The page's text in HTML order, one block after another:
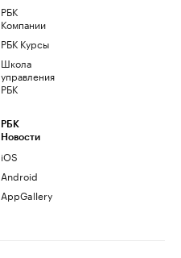
РБК
Компании
РБК Курсы
Школа
управления
РБК
РБК
Новости
iOS
Android
AppGallery